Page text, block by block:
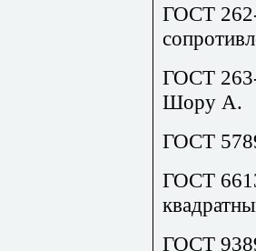
ГОСТ
ГОСТ 263-
Шору А.
ГОСТ
ГОСТ
ГОСТ